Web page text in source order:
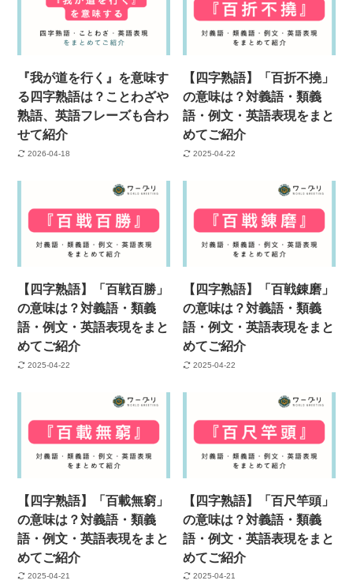
『我が道を行く』を意味す
る四字熟語は？ことわざや
熟語、英語フレーズも合わ
せて紹介
2026-04-18
【四字熟語】「百折不撓」
の意味は？対義語・類義
語・例文・英語表現をまと
めてご紹介
2025-04-22
【四字熟語】「百戦百勝」
の意味は？対義語・類義
語・例文・英語表現をまと
めてご紹介
2025-04-22
【四字熟語】「百戦錬磨」
の意味は？対義語・類義
語・例文・英語表現をまと
めてご紹介
2025-04-22
【四字熟語】「百載無窮」
の意味は？対義語・類義
語・例文・英語表現をまと
めてご紹介
2025-04-21
【四字熟語】「百尺竿頭」
の意味は？対義語・類義
語・例文・英語表現をまと
めてご紹介
2025-04-21